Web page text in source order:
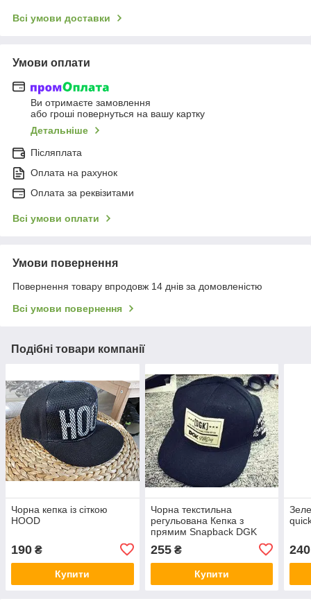
Всі умови доставки
Умови оплати
Ви отримаєте замовлення
або гроші повернуться на вашу картку
Детальніше
Післяплата
Оплата на рахунок
Оплата за реквізитами
Всі умови оплати
Умови повернення
Повернення товару впродовж 14 днів за домовленістю
Всі умови повернення
Подібні товари компанії
Чорна кепка із сіткою
HOOD
190 ₴
Купити
Чорна текстильна
регульована Кепка з
прямим Snapback DGK
255₴
Купити
240